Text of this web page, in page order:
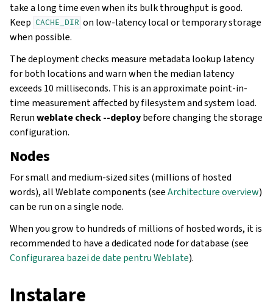
take a long time even when its bulk throughput is good.
Keep CACHE_DIR on low-latency local or temporary storage
when possible.
The deployment checks measure metadata lookup latency
for both locations and warn when the median latency
exceeds 10 milliseconds. This is an approximate point-in-
time measurement affected by filesystem and system load.
Rerunweblate check --deploybefore changing the storage
configuration.
Nodes
For small and medium-sized sites (millions of hosted
words), all Weblate components (seeArchitecture overview)
can be run on a single node.
When you grow to hundreds of millions of hosted words, it is
recommended to have a dedicated node for database (see
Configurarea bazei de date pentru Weblate).
Instalare